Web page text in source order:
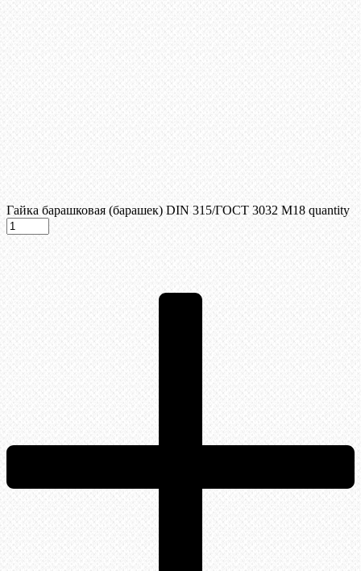
Гайка барашковая (барашек) DIN 315/ГОСТ 3032 М18 quantity